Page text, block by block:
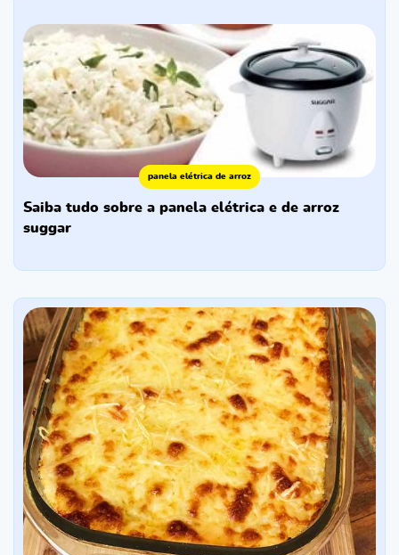
panela elétrica de arroz
saiba tudo sobre a panela elétrica e de arroz
suggar